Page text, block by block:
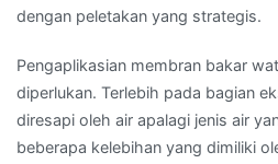
dengan peletakan yang strategis.
Pengaplikasian membran bakar
diperlukan. Terlebih pada bagian
diresapi oleh air apalagi jenis air
beberapa kelebihan yang dimiliki